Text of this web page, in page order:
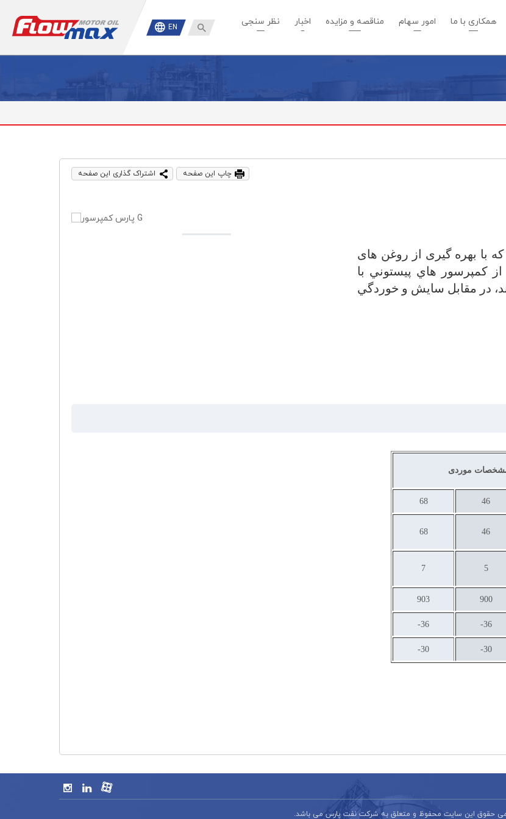
همکاری با ما امور سهام مناقصه و مزایده اخبار
نظر سنجی
 EN
اشتراک گذاری این صفحه چاپ این صفحه
با بهره گیری از روغن های
كمپرسور هاي پيستوني با
در مقابل سايش و خوردگي
موردی
46
68
46
68
5
7
900
903
36-
36-
30-
30-
حقوق این سایت محفوظ و متعلق به شرکت نفت پارس می باشد.